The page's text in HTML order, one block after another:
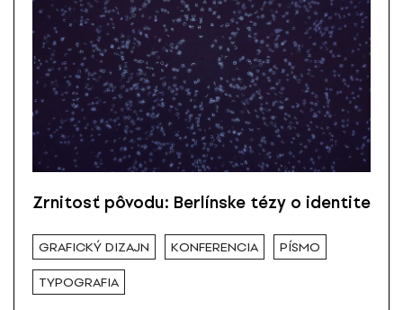
Zrnitosť pôvodu: Berlínske tézy o identite
GRAFICKÝ DIZAJN KONFERENCIA PÍSMO
TYPOGRAFIA